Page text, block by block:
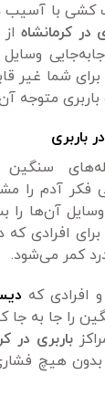
کشی با آسیب
در کرمانشاهاز
شما غیر
متوجه
باربری
آدم را
آن‌ها را
افرادی
کمر می‌شود.
افرادی که
را جا به جا
باربری در
بدون هیچ